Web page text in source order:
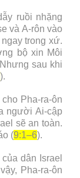
ruồi nhặng
và A-rôn vào
trong xứ.
bộ xin Môi
sau khi
).
Pha-ra-ôn
người Ai-cập
sẽ an toàn.
(9:1–6).
dân Israel
Pha-ra-ôn